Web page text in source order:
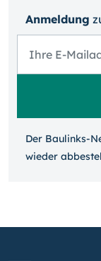
Anmeldung
Der Baulinks-
wieder